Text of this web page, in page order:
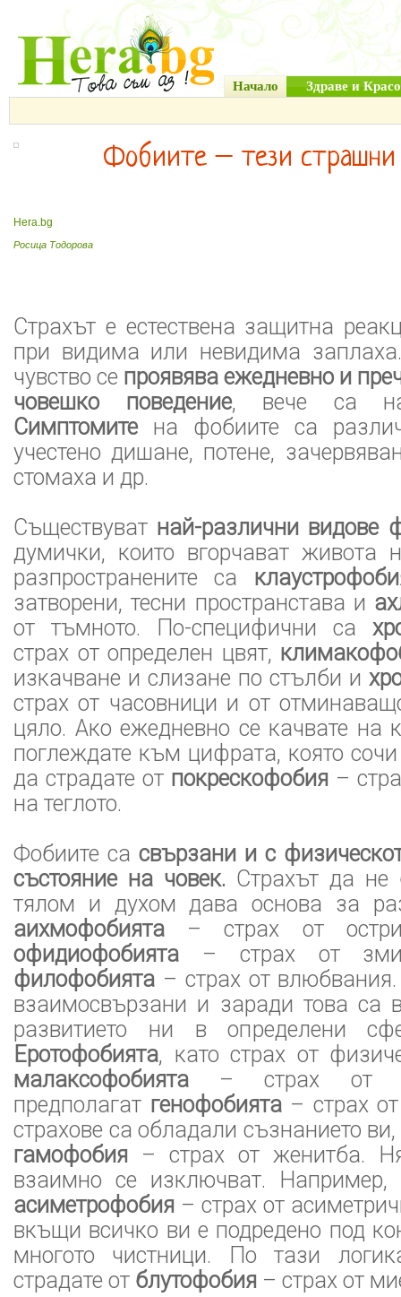
Начало Здраве и
Фобиите – тези
Hera.bg
Росица Тодорова
Страхът е естествена защитна
при видима или невидима
чувство се проявява ежедневно и
човешко поведение, вече са
Симптомитена фобиите са
учестено дишане, потене,
стомаха и др.
Съществуват най-различни видове
думички, които вгорчават живота
разпространените са
затворени, тесни пространстава и
от тъмното. По-специфични са
страх от определен цвят,
изкачване и слизане по стълби и
страх от часовници и от
цяло. Ако ежедневно се качвате на
поглеждате към цифрата, която
да страдате от покрескофобия –
на теглото.
Фобиите са свързани и с
състояние на човек. Страхът да не
тялом и духом дава основа за
аихмофобията – страх от
офидиофобията – страх от
филофобията – страх от
взаимосвързани и заради това са
развитието ни в определени
Еротофобията, като страх от
малаксофобията – страх от
предполагат генофобията– страх от
страхове са обладали съзнанието
гамофобия – страх от женитба.
взаимно се изключват. Например,
асиметрофобия – страх от
вкъщи всичко ви е подредено под
многото чистници. По тази
страдате от блутофобия – страх от